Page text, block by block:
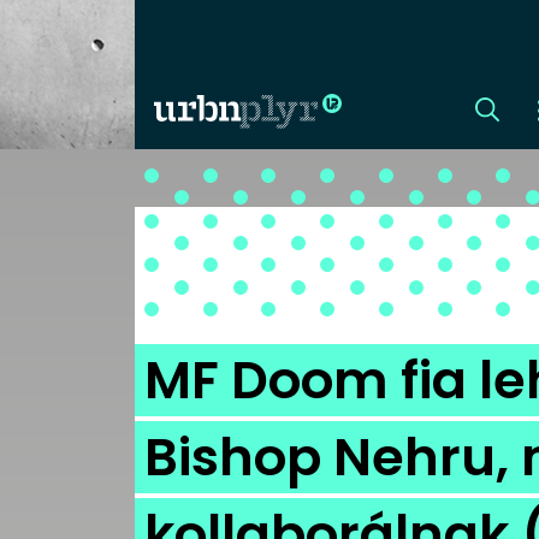
CÍMLAP
DIZÁJN
DIVAT
HIP
KULT
MF Doom fia
Bishop